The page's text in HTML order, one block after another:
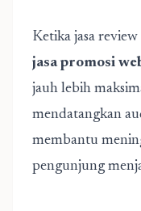
Ketika jasa
jasa promosi
jauh lebih
mendatangkan
membantu
pengunjung